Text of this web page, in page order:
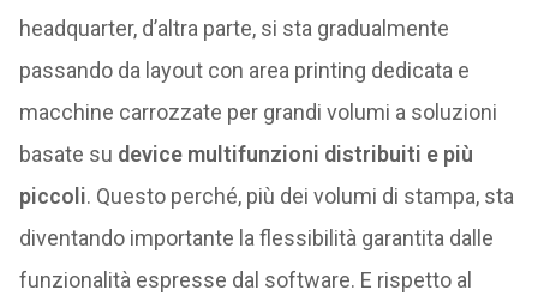
headquarter, d’altra parte, si sta gradualmente
passando da layout con area printing dedicata e
macchine carrozzate per grandi volumi a soluzioni
basate su device multifunzioni distribuiti e più
piccoli. Questo perché, più dei volumi di stampa, sta
diventando importante la flessibilità garantita dalle
funzionalità espresse dal software. E rispetto al